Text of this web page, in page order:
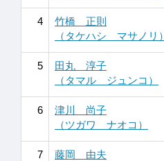
4
竹橋 正則
（タケハシ マサノリ）
5
田丸 淳子
（タマル ジュンコ）
6
津川 尚子
（ツガワ ナオコ）
7
藤岡 由夫